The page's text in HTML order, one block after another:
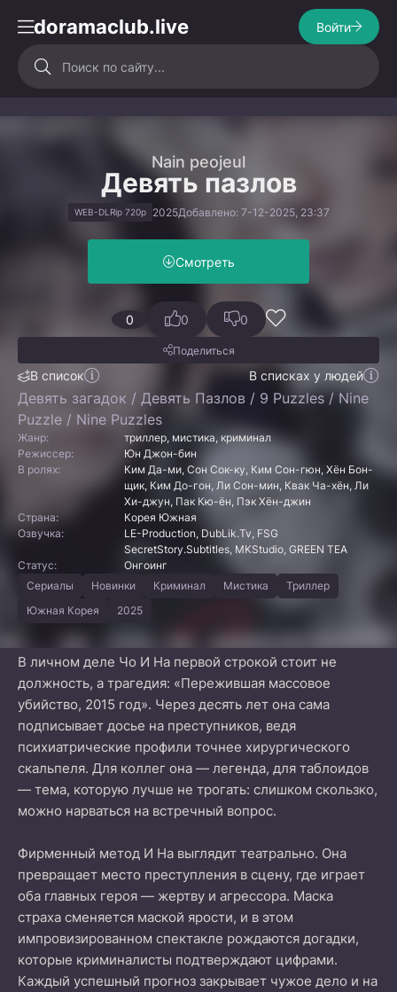
doramaclub.live Войти
Nain peojeul
Девять пазлов
WEB-DLRip 720p 2025Добавлено: 7-12-2025, 23:37
Смотреть
0
В список В списках у людей
0 0
Поделиться
Девять загадок / Девять Пазлов / 9 Puzzles / Nine
Puzzle / Nine Puzzles
Жанр:
триллер, мистика, криминал
Режиссер:
Юн Джон-бин
В ролях:
Ким Да-ми, Сон Сок-ку, Ким Сон-гюн, Хён Бон-
щик, Ким До-гон, Ли Сон-мин, Квак Ча-хён, Ли
Хи-джун, Пак Кю-ён, Пэк Хён-джин
Страна:
Корея Южная
Озвучка:
LE-Production, DubLik.Tv, FSG
SecretStory.Subtitles, MKStudio, GREEN TEA
Статус:
Онгоинг
Сериалы
Новинки Криминал Мистика
Триллер
Южная Корея
2025
В личном деле Чо И На первой строкой стоит не
должность, а трагедия: «Пережившая массовое
убийство, 2015 год». Через десять лет она сама
подписывает досье на преступников, ведя
психиатрические профили точнее хирургического
скальпеля. Для коллег она — легенда, для таблоидов
— тема, которую лучше не трогать: слишком скользко,
можно нарваться на встречный вопрос.
Фирменный метод И На выглядит театрально. Она
превращает место преступления в сцену, где играет
оба главных героя — жертву и агрессора. Маска
страха сменяется маской ярости, и в этом
импровизированном спектакле рождаются догадки,
которые криминалисты подтверждают цифрами.
Каждый успешный прогноз закрывает чужое дело и на